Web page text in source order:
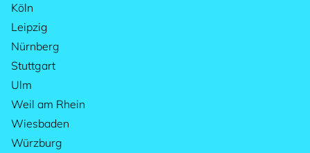
Köln
Leipzig
Nürnberg
Stuttgart
Ulm
Weil am Rhein
Wiesbaden
Würzburg